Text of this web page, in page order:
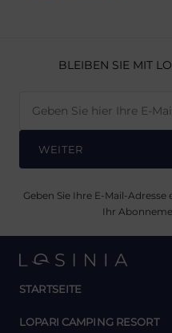
BLEIBEN SIE MIT
WEITER
Geben Sie Ihre E-Mail-
Ihr
STARTSEITE
LOPARI CAMPING RESORT